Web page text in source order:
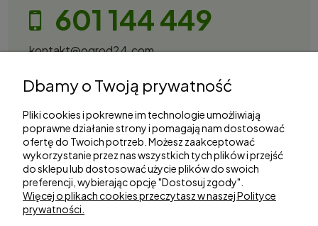
601 144 449
kontakt@ogrod24.com
Gorzowska 27, 66-530 Trzebicz
Zakupy
Informacje
Marki
Dbamy o Twoją prywatność
Pliki cookies i pokrewne im technologie umożliwiają
poprawne działanie strony i pomagają nam dostosować
ofertę do Twoich potrzeb. Możesz zaakceptować
wykorzystanie przez nas wszystkich tych plików i przejść
do sklepu lub dostosować użycie plików do swoich
preferencji, wybierając opcję "Dostosuj zgody".
Więcej o plikach cookies przeczytasz w naszej Polityce
prywatności.